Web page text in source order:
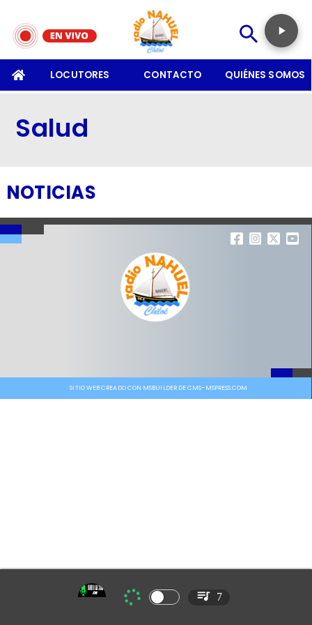
LOCUTORES CONTACTO QUIÉNES SOMOS
Salud
NOTICIAS
SITIO WEB CREADO CON MSBUILDER DE CMS-MSPRESS.COM
7